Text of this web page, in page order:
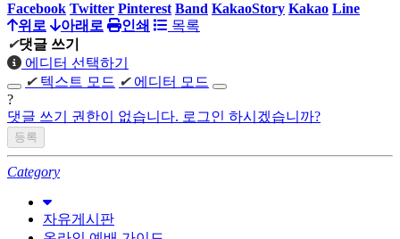
Facebook Twitter Pinterest Band KakaoStory Kakao Line
위로
아래로 인쇄
목록
✔댓글 쓰기
에디터 선택하기
✔ 텍스트 모드 ✔ 에디터 모드
?
댓글 쓰기 권한이 없습니다. 로그인 하시겠습니까?
Category
자유게시판